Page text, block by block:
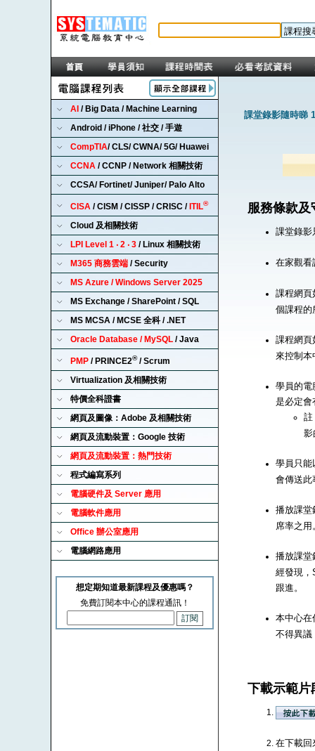
AI / Big Data / Machine Learning
Android / iPhone / 社交 / 手遊
CompTIA/ CLS/ CWNA/ 5G/ Huawei
CCNA / CCNP / Network 相關技術
CCSA/ Fortinet/ Juniper/ Palo Alto
CISA / CISM / CISSP / CRISC / ITIL®
Cloud 及相關技術
LPI Level 1 ‧ 2 ‧ 3 / Linux 相關技術
M365 商務雲端 / Security
MS Azure / Windows Server 2025
MS Exchange / SharePoint / SQL
MS MCSA / MCSE 全科 / .NET
Oracle Database / MySQL / Java
PMP / PRINCE2®/ Scrum
Virtualization 及相關技術
特價全科證書
網頁及圖像：Adobe 及相關技術
網頁及流動裝置：Google 技術
網頁及流動裝置：熱門技術
程式編寫系列
電腦硬件及 Server 應用
電腦軟件應用
Office 辦公室應用
電腦網路應用
想定期知道最新課程及優惠嗎？
免費訂閱本中心的課程通訊！
課堂錄影隨時睇
服務條款及
課堂錄影
在家觀看
課程網頁
個課程的
課程網頁
來控制本
學員的電
是必定會
註
影
學員只能
會傳送此
播放課堂
席率之用
播放課堂
經發現，
跟進。
本中心在
不得異議
下載示範片
在下載回